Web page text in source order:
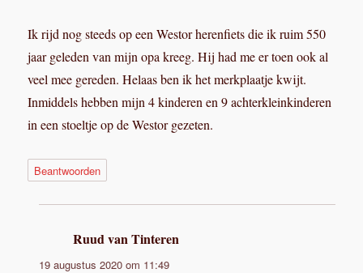
Ik rijd nog steeds op een Westor herenfiets die ik ruim 550
jaar geleden van mijn opa kreeg. Hij had me er toen ook al
veel mee gereden. Helaas ben ik het merkplaatje kwijt.
Inmiddels hebben mijn 4 kinderen en 9 achterkleinkinderen
in een stoeltje op de Westor gezeten.
Beantwoorden
Ruud van Tinteren
19 augustus 2020 om 11:49